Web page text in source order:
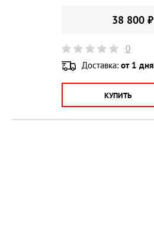
38 800 ₽
0
Доставка: от 1 дня
КУПИТЬ